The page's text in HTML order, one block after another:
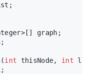
graph;
(int thisNode, int
;